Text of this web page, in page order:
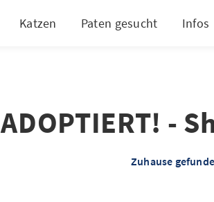
Katzen Paten gesucht Infos
ADOPTIERT! -
Zuhause